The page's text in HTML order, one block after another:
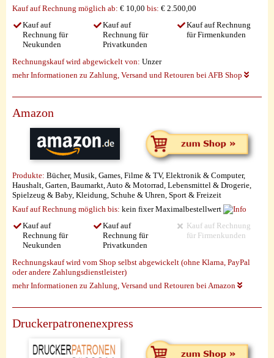
Kauf auf Rechnung möglich ab: € 10,00 bis: € 2.500,00
Kauf auf
Rechnung für
Neukunden
Kauf auf
Rechnung für
Privatkunden
Kauf auf Rechnung
für Firmenkunden
Rechnungskauf wird abgewickelt von: Unzer
mehr Informationen zu Zahlung, Versand und Retouren bei AFB Shop
Amazon
Produkte: Bücher, Musik, Games, Filme & TV, Elektronik & Computer,
Haushalt, Garten, Baumarkt, Auto & Motorrad, Lebensmittel & Drogerie,
Spielzeug & Baby, Kleidung, Schuhe & Uhren, Sport & Freizeit
Kauf auf Rechnung möglich bis: kein fixer Maximalbestellwert
Kauf auf
Rechnung für
Neukunden
Kauf auf
Rechnung für
Privatkunden
Kauf auf Rechnung
für Firmenkunden
Rechnungskauf wird vom Shop selbst abgewickelt (ohne Klarna, PayPal
oder andere Zahlungsdienstleister)
mehr Informationen zu Zahlung, Versand und Retouren bei Amazon
Druckerpatronenexpress